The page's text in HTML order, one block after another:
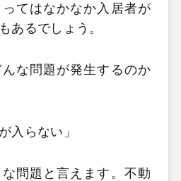
てはなかなか入居者が
あるでしょう。
な問題が発生するのか
入らない」
問題と言えます。不動